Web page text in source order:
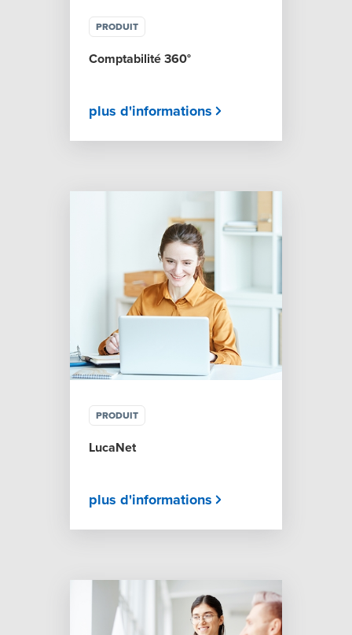
PRODUIT
Comptabilité 360°
plus d'informations
PRODUIT
LucaNet
plus d'informations